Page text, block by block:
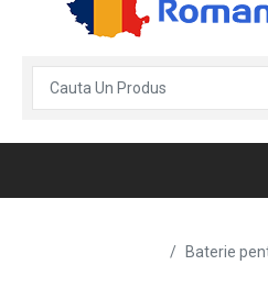
Baterie